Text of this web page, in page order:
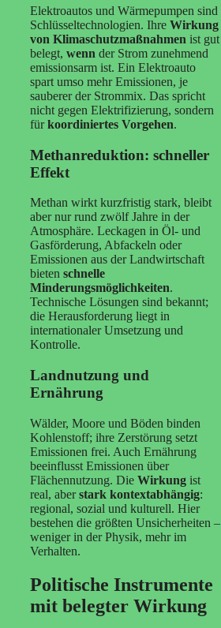
Elektroautos und Wärmepumpen sind
Schlüsseltechnologien. Ihre Wirkung
von Klimaschutzmaßnahmen ist gut
belegt, wenn der Strom zunehmend
emissionsarm ist. Ein Elektroauto
spart umso mehr Emissionen, je
sauberer der Strommix. Das spricht
nicht gegen Elektrifizierung, sondern
fürkoordiniertes Vorgehen.
Methanreduktion: schneller
Effekt
Methan wirkt kurzfristig stark, bleibt
aber nur rund zwölf Jahre in der
Atmosphäre. Leckagen in Öl- und
Gasförderung, Abfackeln oder
Emissionen aus der Landwirtschaft
bieten schnelle
Minderungsmöglichkeiten.
Technische Lösungen sind bekannt;
die Herausforderung liegt in
internationaler Umsetzung und
Kontrolle.
Landnutzung und
Ernährung
Wälder, Moore und Böden binden
Kohlenstoff; ihre Zerstörung setzt
Emissionen frei. Auch Ernährung
beeinflusst Emissionen über
Flächennutzung. Die Wirkung ist
real, aberstark kontextabhängig:
regional, sozial und kulturell. Hier
bestehen die größten Unsicherheiten –
weniger in der Physik, mehr im
Verhalten.
Politische Instrumente
mit belegter Wirkung